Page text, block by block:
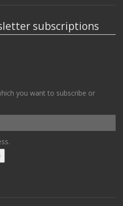
subscriptions
you want to subscribe or